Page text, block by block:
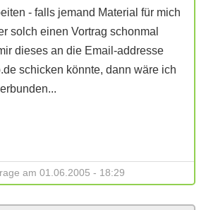
- falls jemand Material für mich
solch einen Vortrag schonmal
dieses an die Email-addresse
schicken könnte, dann wäre ich
am 01.06.2005 - 18:29